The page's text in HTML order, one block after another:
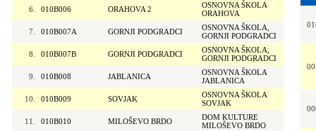
6. 010B006 ORAHOVA 2
OSNOVNA ŠKOLA
ORAHOVA
7. 010B007A GORNJI PODGRADCI
OSNOVNA ŠKOLA,
GORNJI PODGRADCI
8. 010B007B GORNJI PODGRADCI
OSNOVNA ŠKOLA,
GORNJI PODGRADCI
9. 010B008 JABLANICA
OSNOVNA ŠKOLA
JABLANICA
10. 010B009 SOVJAK
OSNOVNA ŠKOLA
SOVJAK
11. 010B010 MILOŠEVO BRDO
DOM KULTURE
MILOŠEVO BRDO